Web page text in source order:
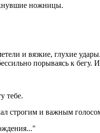
ножницы.
и вязкие, глухие
порываясь к бегу. И
тебе.
строгим и важным